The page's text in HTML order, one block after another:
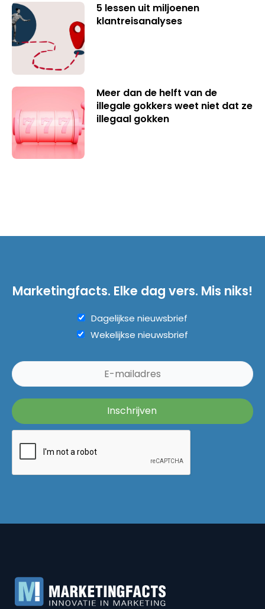
5 lessen uit miljoenen
klantreisanalyses
Meer dan de helft van de
illegale gokkers weet niet dat ze
illegaal gokken
Marketingfacts. Elke dag vers. Mis niks!
Dagelijkse nieuwsbrief
Wekelijkse nieuwsbrief